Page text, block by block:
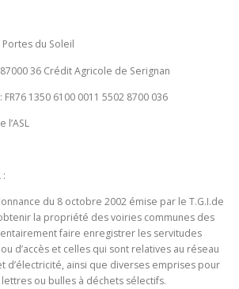
Portes du Soleil
36 Crédit Agricole de Serignan
: FR76 1350 6100 0011 5502 8700 036
l’ASL
:
du 8 octobre 2002 émise par le T.G.I.de
obtenir la propriété des voiries communes des
faire enregistrer les servitudes
d’accès et celles qui sont relatives au réseau
d’électricité, ainsi que diverses emprises pour
ou bulles à déchets sélectifs.